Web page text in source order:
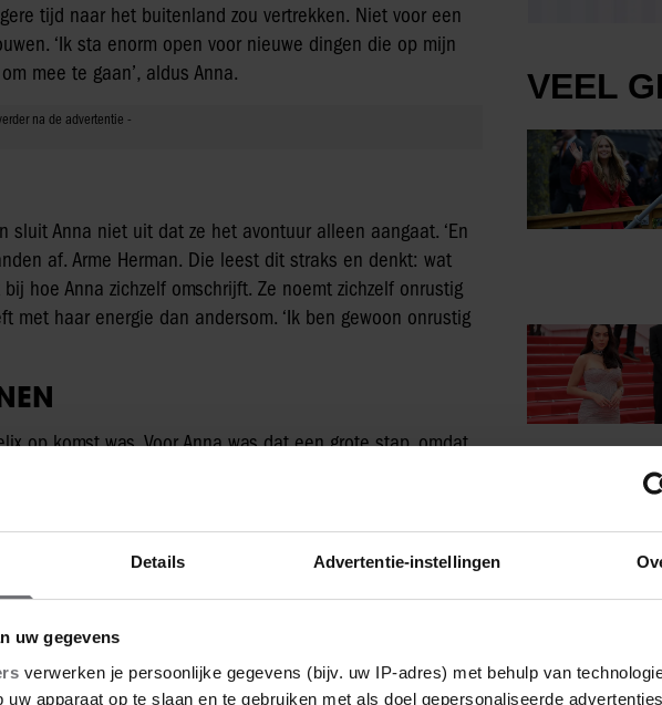
Details Advertentie-instellingen
uw gegevens
verwerken je persoonlijke gegevens (bijv. uw IP-adres) met behulp van
apparaat op te slaan en te gebruiken met als doel gepersonaliseerde
tijd naar het buitenland zou vertrekken. Niet voor een
‘Ik sta enorm open voor nieuwe dingen die op mijn
mee te gaan’, aldus Anna.
Anna niet uit dat ze het avontuur alleen aangaat. ‘En
af. Arme Herman. Die leest dit straks en denkt: wat
hoe Anna zichzelf omschrijft. Ze noemt zichzelf onrustig
haar energie dan andersom. ‘Ik ben gewoon onrustig
op komst was. Voor Anna was dat een grote stap, omdat
vond onze relatie perfect toen we nog niet
doen en als je elkaar daarna weer ziet, is het altijd
samen. Ze geniet ervan om Herman als vader en
Tegelijkertijd lijkt haar verlangen naar avontuur niet
en misschien zelfs een nieuw leven over de grens.